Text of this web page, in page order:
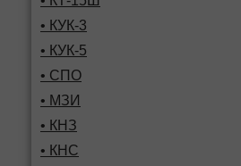
• КУК-3
• КУК-5
• СПО
• МЗИ
• КНЗ
• КНС